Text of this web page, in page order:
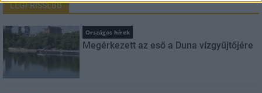
LEGFRISSEBB
Országos hírek
Megérkezett az eső a Duna vízgyűjtőjére